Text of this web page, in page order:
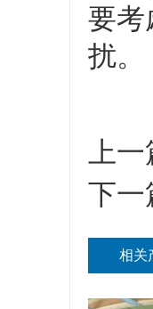
要考
扰。
上
下一
相关